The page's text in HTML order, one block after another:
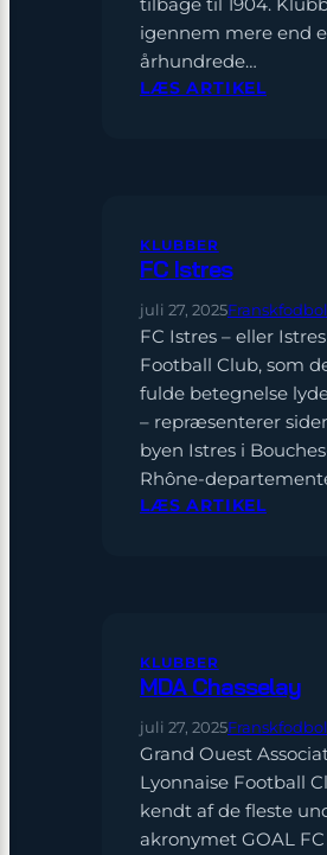
igennem mere end
århundrede…
LÆS ARTIKEL
KLUBBER
FC Istres
juli 27, 2025
FC Istres – eller Istres
Football Club, som
fulde betegnelse
– repræsenterer
byen Istres i
Rhône-
LÆS ARTIKEL
KLUBBER
MDA Chasselay
juli 27, 2025
Grand Ouest
Lyonnaise Football
kendt af de fleste
akronymet GOAL